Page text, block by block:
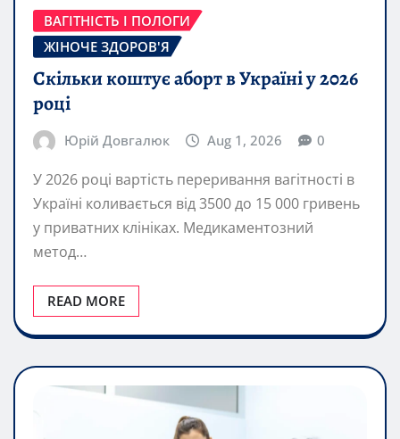
ВАГІТНІСТЬ І ПОЛОГИ
ЖІНОЧЕ ЗДОРОВ'Я
Скільки коштує аборт в Україні у 2026
році
Юрій Довгалюк Aug 1, 2026 0
У 2026 році вартість переривання вагітності в
Україні коливається від 3500 до 15 000 гривень
у приватних клініках. Медикаментозний
метод…
READ MORE